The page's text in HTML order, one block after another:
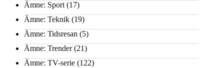
Ämne: Sport (17)
Ämne: Teknik (19)
Ämne: Tidsresan (5)
Ämne: Trender(21)
Ämne: TV-serie (122)